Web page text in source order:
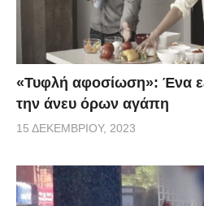
«Τυφλή αφοσίωση»: Ένα
την άνευ όρων αγάπη
15 ΔΕΚΕΜΒΡΊΟΥ, 2023